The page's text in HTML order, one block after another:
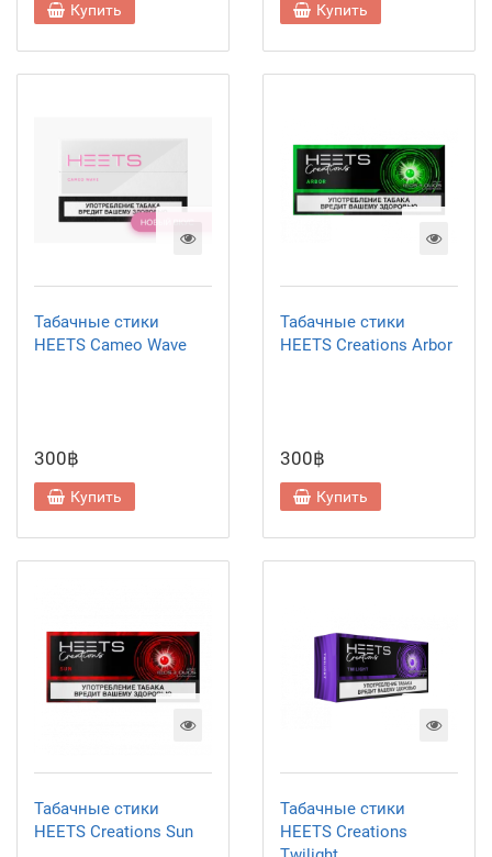
Купить Купить
Табачные стики
HEETS Cameo Wave
300฿
Купить
Табачные стики
HEETS Creations Arbor
300฿
Купить
Табачные стики
HEETS Creations Sun
Табачные стики
HEETS Creations